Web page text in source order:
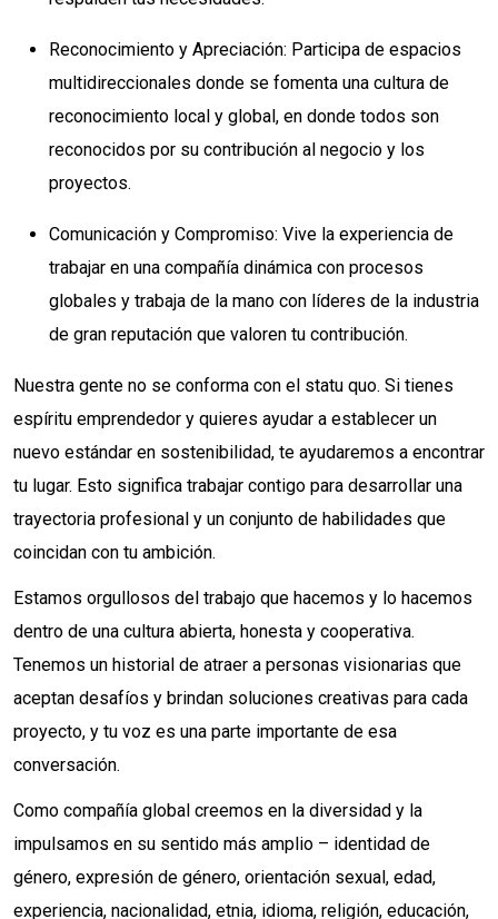
Reconocimiento y Apreciación: Participa de espacios
multidireccionales donde se fomenta una cultura de
reconocimiento local y global, en donde todos son
reconocidos por su contribución al negocio y los
proyectos.
Comunicación y Compromiso: Vive la experiencia de
trabajar en una compañía dinámica con procesos
globales y trabaja de la mano con líderes de la industria
de gran reputación que valoren tu contribución.
Nuestra gente no se conforma con el statu quo. Si tienes
espíritu emprendedor y quieres ayudar a establecer un
nuevo estándar en sostenibilidad, te ayudaremos a encontrar
tu lugar. Esto significa trabajar contigo para desarrollar una
trayectoria profesional y un conjunto de habilidades que
coincidan con tu ambición.
Estamos orgullosos del trabajo que hacemos y lo hacemos
dentro de una cultura abierta, honesta y cooperativa.
Tenemos un historial de atraer a personas visionarias que
aceptan desafíos y brindan soluciones creativas para cada
proyecto, y tu voz es una parte importante de esa
conversación.
Como compañía global creemos en la diversidad y la
impulsamos en su sentido más amplio – identidad de
género, expresión de género, orientación sexual, edad,
experiencia, nacionalidad, etnia, idioma, religión, educación,